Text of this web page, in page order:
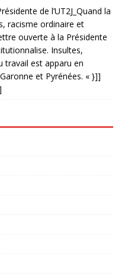
de l’UT2J_Quand la
racisme ordinaire et
ouverte à la Présidente
Insultes,
travail est apparu en
et Pyrénées. « }]]